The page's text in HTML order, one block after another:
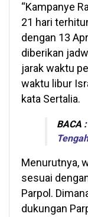
“Kampanye
21 hari
dengan 13
diberikan
jarak waktu
waktu libur
kata Sertalia.
BACA :
Menurutnya,
sesuai
Parpol.
dukungan